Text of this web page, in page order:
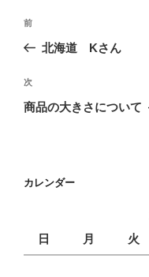
投
ナ
ビ
ゲ
ン
前
の
稿
前
北海道 Kさん
次
の
次
商品の大きさについて
カレンダー
日
月 火